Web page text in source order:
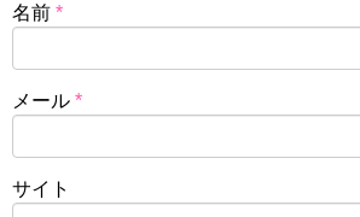
名前 *
メール *
サイト